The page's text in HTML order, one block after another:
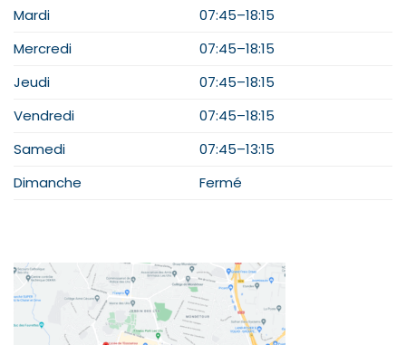
Mardi
07:45–18:15
Mercredi
07:45–18:15
Jeudi
07:45–18:15
Vendredi
07:45–18:15
Samedi
07:45–13:15
Dimanche
Fermé